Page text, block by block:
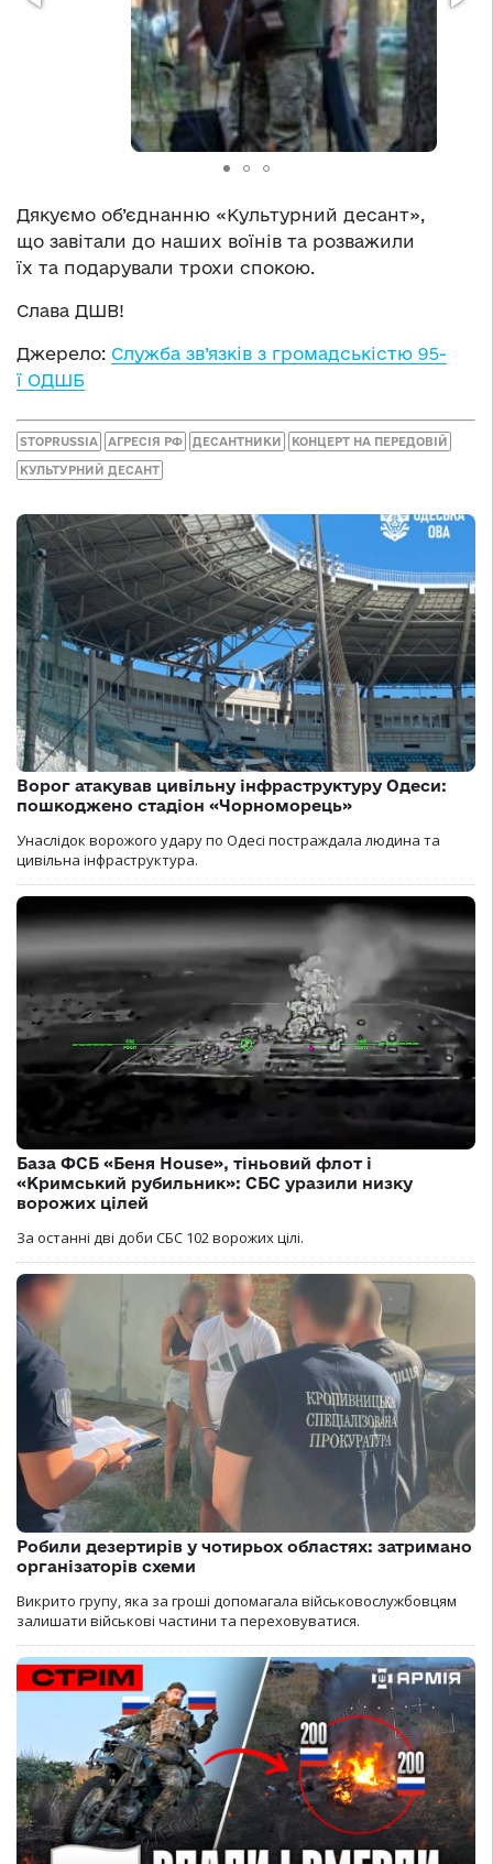
Дякуємо об’єднанню «Культурний десант»,
що завітали до наших воїнів та розважили
їх та подарували трохи спокою.
Слава ДШВ!
Джерело: Служба зв’язків з громадськістю 95-
ї ОДШБ
STOPRUSSIA АГРЕСІЯ РФ ДЕСАНТНИКИ КОНЦЕРТ НА ПЕРЕДОВІЙ
КУЛЬТУРНИЙ ДЕСАНТ
Ворог атакував цивільну інфраструктуру Одеси:
пошкоджено стадіон «Чорноморець»
Унаслідок ворожого удару по Одесі постраждала людина та
цивільна інфраструктура.
База ФСБ «Беня House», тіньовий флот і
«Кримський рубильник»: СБС уразили низку
ворожих цілей
За останні дві доби СБС 102 ворожих цілі.
Робили дезертирів у чотирьох областях: затримано
організаторів схеми
Викрито групу, яка за гроші допомагала військовослужбовцям
залишати військові частини та переховуватися.